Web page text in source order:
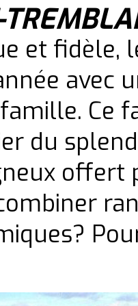
et fidèle,
avec
Ce
du
offert